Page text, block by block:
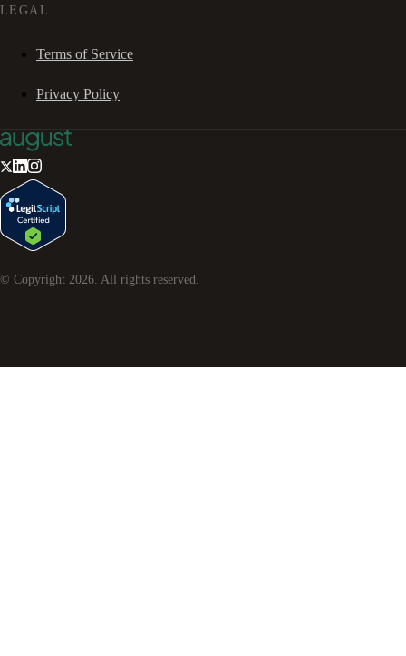
LEGAL
Terms of Service
Privacy Policy
© Copyright 2026. All rights reserved.